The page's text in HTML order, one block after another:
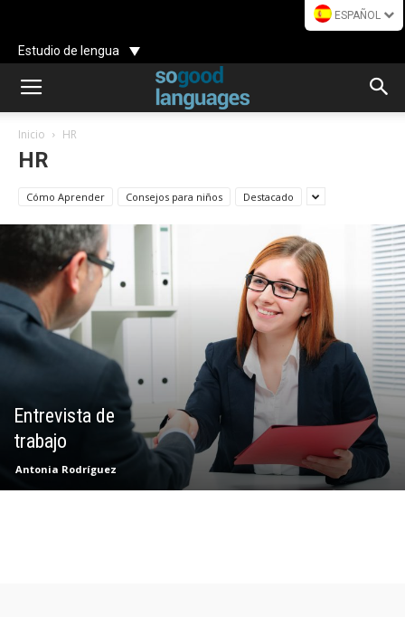
ESPAÑOL
Estudio de lengua
Inicio HR
HR
Cómo Aprender Consejos para niños Destacado
Entrevista de
trabajo
Antonia Rodríguez